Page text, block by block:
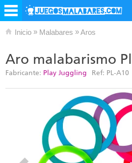
Inicio » Malabares »Aros
Aro malabarismo
Fabricante: Play Juggling Ref: PL-A10